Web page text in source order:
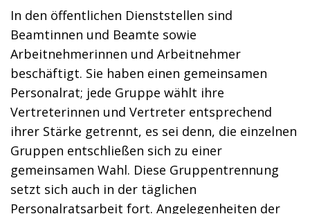
In den öffentlichen Dienststellen sind
Beamtinnen und Beamte sowie
Arbeitnehmerinnen und Arbeitnehmer
beschäftigt. Sie haben einen gemeinsamen
Personalrat; jede Gruppe wählt ihre
Vertreterinnen und Vertreter entsprechend
ihrer Stärke getrennt, es sei denn, die einzelnen
Gruppen entschließen sich zu einer
gemeinsamen Wahl. Diese Gruppentrennung
setzt sich auch in der täglichen
Personalratsarbeit fort. Angelegenheiten der